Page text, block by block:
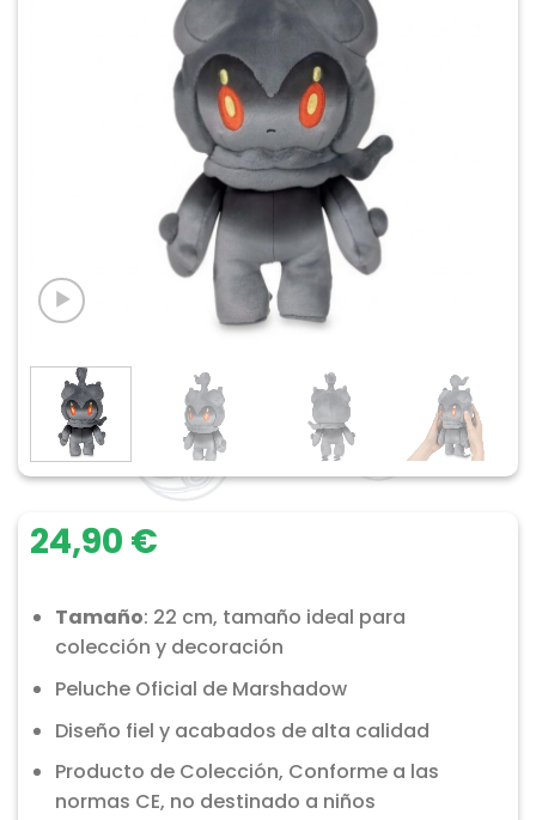
24,90 €
Tamaño: 22 cm, tamaño ideal para
colección y decoración
Peluche Oficial de Marshadow
Diseño fiel y acabados de alta calidad
Producto de Colección, Conforme a las
normas CE, no destinado a niños